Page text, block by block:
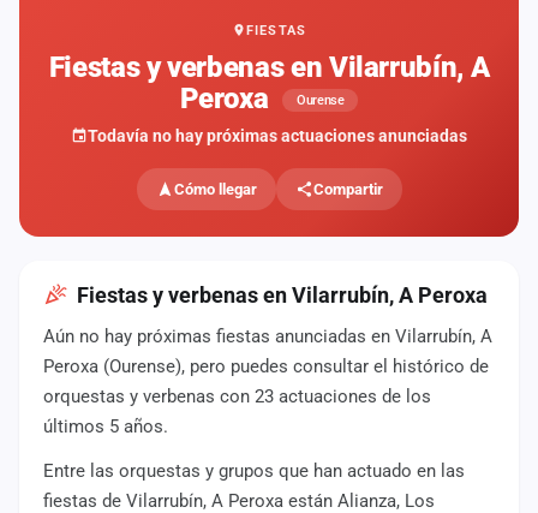
FIESTAS
Fiestas y verbenas en Vilarrubín, A
Peroxa
Ourense
Todavía no hay próximas actuaciones anunciadas
Cómo llegar Compartir
Fiestas y verbenas en Vilarrubín, A Peroxa
Aún no hay próximas fiestas anunciadas en Vilarrubín, A
Peroxa (Ourense), pero puedes consultar el histórico de
orquestas y verbenas con 23 actuaciones de los
últimos 5 años.
Entre las orquestas y grupos que han actuado en las
fiestas de Vilarrubín, A Peroxa están Alianza, Los
fiestas
Componentes
Agencias
Rankings
Vídeos
Anuncios
Iniciar
sesión